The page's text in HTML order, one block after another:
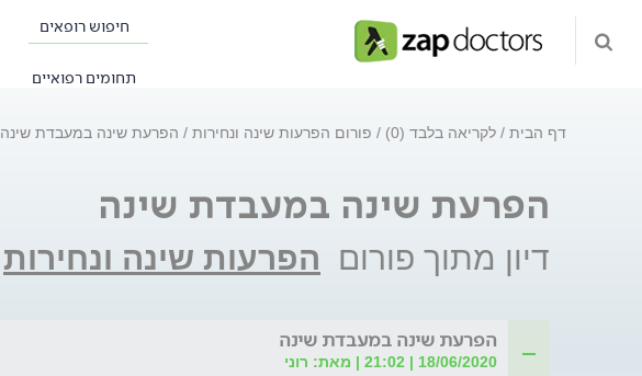
חיפוש רופאים
תחומים רפואיים
דף הבית לקריאה בלבד (0) פורום הפרעות שינה ונחירות הפרעת שינה במעבדת שינה
הפרעת שינה במעבדת שינה
דיון מתוך פורום הפרעות שינה ונחירות
הפרעת שינה במעבדת שינה
18/06/2020 | 21:02 | מאת: רוני